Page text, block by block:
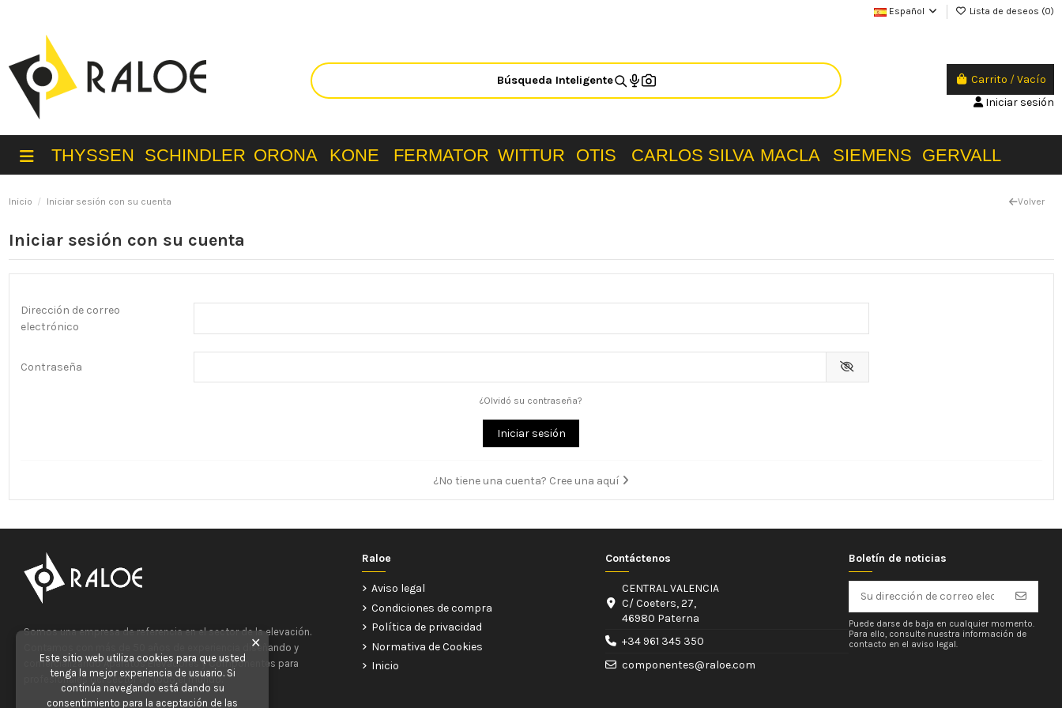
Español Lista de deseos (0)
Búsqueda Inteligente Carrito /Vacío
Iniciar sesión
THYSSEN SCHINDLER ORONA KONE FERMATOR WITTUR OTIS CARLOS SILVA MACLA SIEMENS GERVALL
Inicio Iniciar sesión con su cuenta Volver
Iniciar sesión con su cuenta
Dirección de correo
electrónico
Contraseña
¿Olvidó su contraseña?
Iniciar sesión
¿No tiene una cuenta? Cree una aquí
Somos una empresa de referencia en el sector de la elevación.
Contamos con más de 50 años de experiencia diseñando y
comercializando Aparatos Elevadores y Componentes para
profesionales del sector en todo el mundo.
Raloe
Aviso legal
Condiciones de compra
Política de privacidad
Normativa de Cookies
Inicio
Contáctenos
CENTRAL VALENCIA
C/ Coeters, 27,
46980 Paterna
+34 961 345 350
componentes@raloe.com
Boletín de noticias
Puede darse de baja en cualquier momento.
Para ello, consulte nuestra información de
contacto en el aviso legal.
✕
Este sitio web utiliza cookies para que usted
tenga la mejor experiencia de usuario. Si
continúa navegando está dando su
consentimiento para la aceptación de las